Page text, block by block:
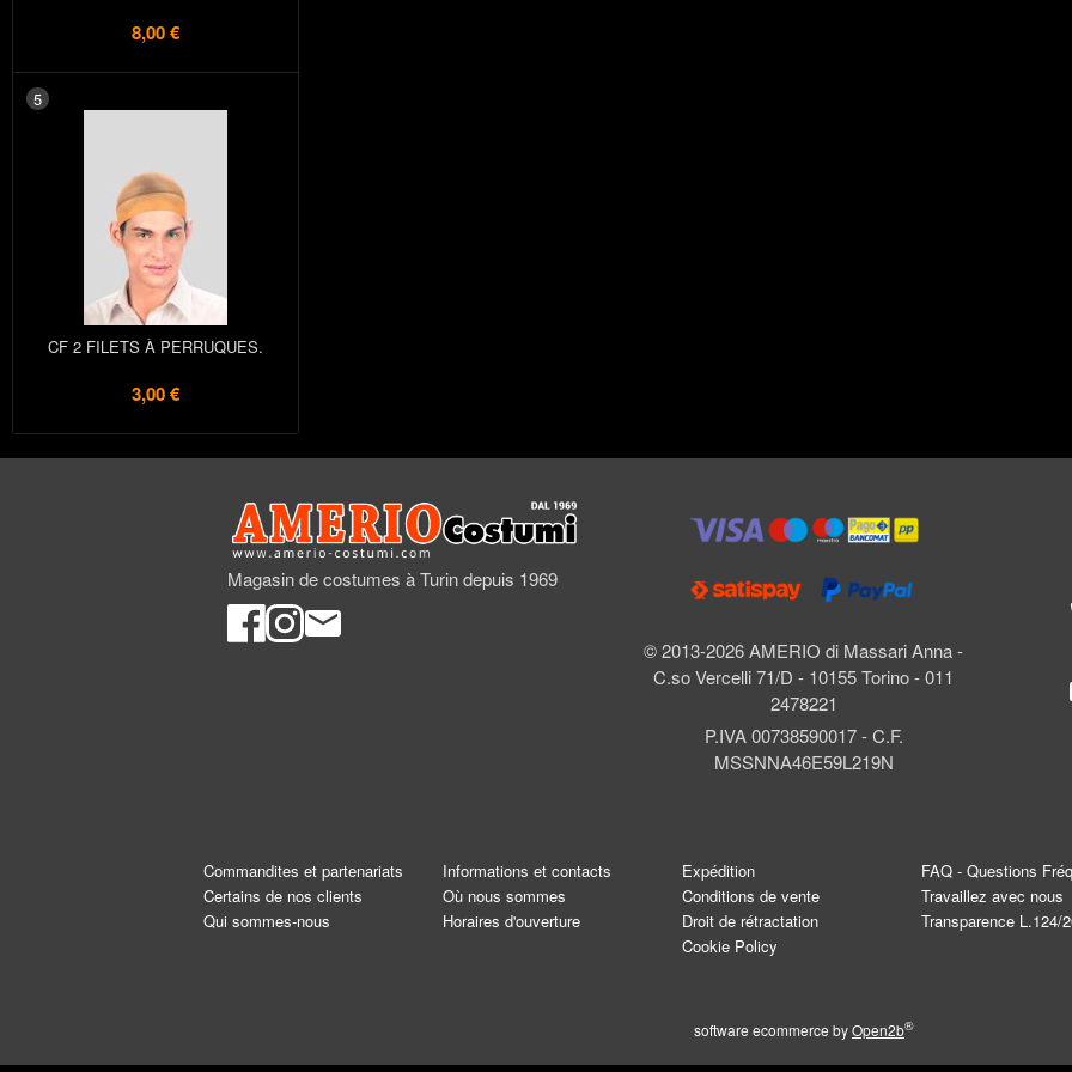
8,00 €
5
CF 2 FILETS À PERRUQUES.
3,00 €
Magasin de costumes à Turin depuis 1969
© 2013-2026 AMERIO di Massari Anna -
C.so Vercelli 71/D - 10155 Torino - 011
2478221
P.IVA 00738590017 - C.F.
MSSNNA46E59L219N
Commandites et partenariats
Certains de nos clients
Qui sommes-nous
Informations et contacts
Où nous sommes
Horaires d'ouverture
Expédition
Conditions de vente
Droit de rétractation
Cookie Policy
FAQ - Questions
Travaillez avec nous
Transparence L.124/
software ecommerce byOpen2b®